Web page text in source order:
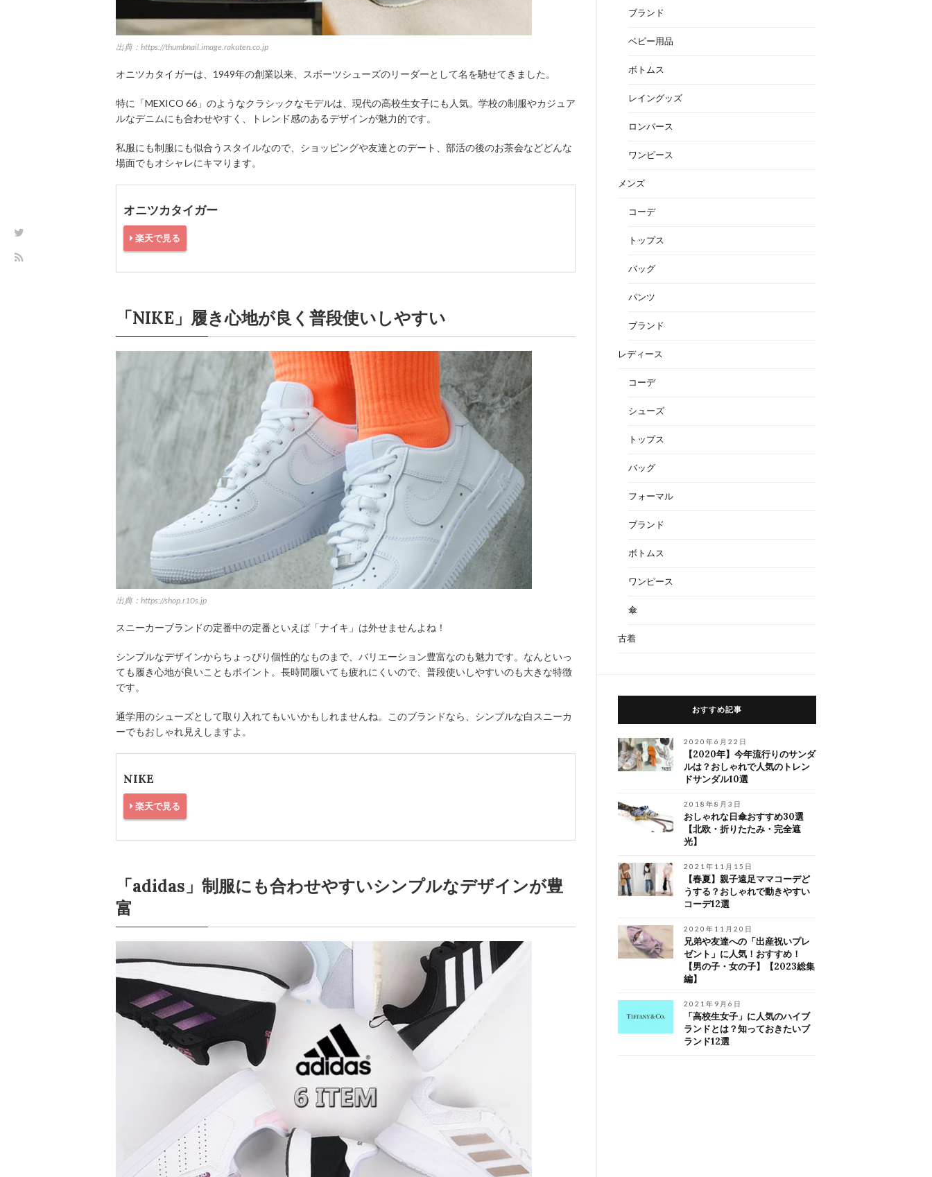
出典：https://thumbnail.image.rakuten.co.jp
オニツカタイガーは、1949年の創業以来、スポーツシューズのリーダーとして名を馳せてきました。
特に「MEXICO 66」のようなクラシックなモデルは、現代の高校生女子にも人気。学校の制服やカジュア
ルなデニムにも合わせやすく、トレンド感のあるデザインが魅力的です。
私服にも制服にも似合うスタイルなので、ショッピングや友達とのデート、部活の後のお茶会などどんな
場面でもオシャレにキマります。
オニツカタイガー
楽天で見る
「NIKE」履き心地が良く普段使いしやすい
出典：https://shop.r10s.jp
スニーカーブランドの定番中の定番といえば「ナイキ」は外せませんよね！
シンプルなデザインからちょっぴり個性的なものまで、バリエーション豊富なのも魅力です。なんといっ
ても履き心地が良いこともポイント。長時間履いても疲れにくいので、普段使いしやすいのも大きな特徴
です。
通学用のシューズとして取り入れてもいいかもしれませんね。このブランドなら、シンプルな白スニーカ
ーでもおしゃれ見えしますよ。
NIKE
楽天で見る
「adidas」制服にも合わせやすいシンプルなデザインが豊
富
ブランド
ベビー用品
ボトムス
レイングッズ
ロンパース
ワンピース
メンズ
コーデ
トップス
バッグ
パンツ
ブランド
レディース
コーデ
シューズ
トップス
バッグ
フォーマル
ブランド
ボトムス
ワンピース
傘
古着
おすすめ記事
2020年6月22日
【2020年】今年流行りのサンダ
ルは？おしゃれで人気のトレン
ドサンダル10選
2018年8月3日
おしゃれな日傘おすすめ30選
【北欧・折りたたみ・完全遮
光】
2021年11月15日
【春夏】親子遠足ママコーデど
うする？おしゃれで動きやすい
コーデ12選
2020年11月20日
兄弟や友達への「出産祝いプレ
ゼント」に人気！おすすめ！
【男の子・女の子】【2023総集
編】
2021年9月6日
「高校生女子」に人気のハイブ
ランドとは？知っておきたいブ
ランド12選